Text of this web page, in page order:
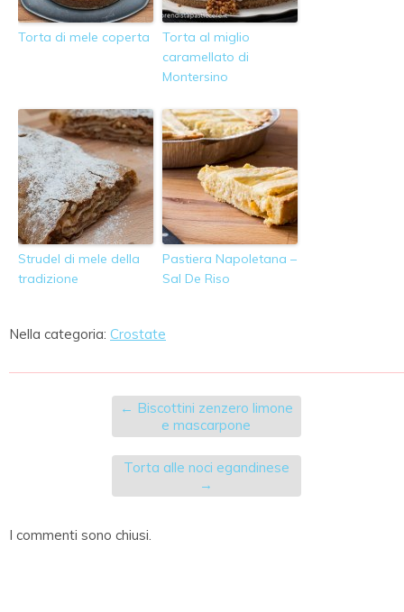
Torta di mele coperta
Torta al miglio
caramellato di
Montersino
Strudel di mele della
tradizione
Pastiera Napoletana –
Sal De Riso
Nella categoria: Crostate
← Biscottini zenzero limone
e mascarpone
Torta alle noci egandinese
→
I commenti sono chiusi.